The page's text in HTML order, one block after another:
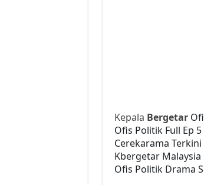
Kepala Bergetar
Ofis Politik Full Ep
Cerekarama
Kbergetar
Ofis Politik Drama